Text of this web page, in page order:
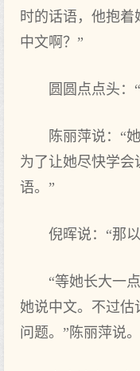
时的话语，他抱着
中文啊？”
圆圆点点头：
陈丽萍说：“
为了让她尽快学会
语。”
倪晖说：“那
“等她长大一
她说中文。不过估
问题。”陈丽萍说。